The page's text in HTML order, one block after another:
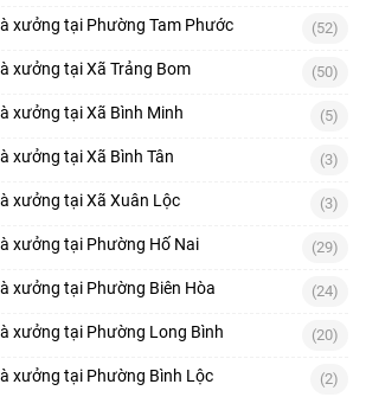
xưởng tại Phường Tam Phước (52)
xưởng tại Xã Trảng Bom (50)
xưởng tại Xã Bình Minh (5)
xưởng tại Xã Bình Tân (3)
xưởng tại Xã Xuân Lộc (3)
xưởng tại Phường Hố Nai (29)
xưởng tại Phường Biên Hòa (24)
xưởng tại Phường Long Bình (20)
xưởng tại Phường Bình Lộc (2)